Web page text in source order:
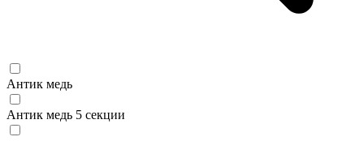
Антик медь
Антик медь 5 секции